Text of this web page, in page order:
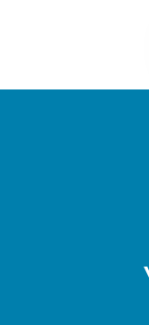
Ο
βλαβών,